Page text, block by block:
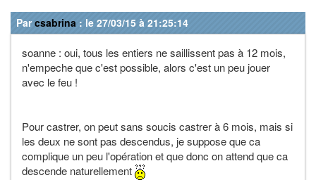
Parcsabrina : le 27/03/15 à 21:25:14
soanne : oui, tous les entiers ne saillissent pas à 12 mois,
n'empeche que c'est possible, alors c'est un peu jouer
avec le feu !
Pour castrer, on peut sans soucis castrer à 6 mois, mais si
les deux ne sont pas descendus, je suppose que ca
complique un peu l'opération et que donc on attend que ca
descende naturellement